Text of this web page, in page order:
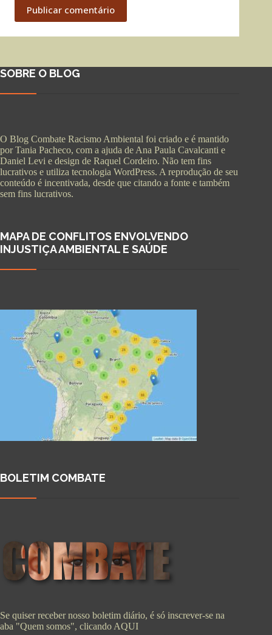
Publicar comentário
SOBRE O BLOG
O Blog Combate Racismo Ambiental foi criado e é mantido
por Tania Pacheco, com a ajuda de Ana Paula Cavalcanti e
Daniel Levi e design de Raquel Cordeiro. Não tem fins
lucrativos e utiliza tecnologia WordPress. A reprodução de seu
conteúdo é incentivada, desde que citando a fonte e também
sem fins lucrativos.
MAPA DE CONFLITOS ENVOLVENDO
INJUSTIÇA AMBIENTAL E SAÚDE
BOLETIM COMBATE
Se quiser receber nosso boletim diário, é só inscrever-se na
aba "Quem somos", clicando AQUI